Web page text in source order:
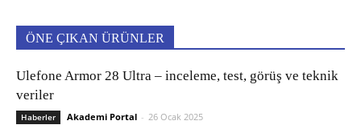
ÖNE ÇIKAN ÜRÜNLER
Ulefone Armor 28 Ultra – inceleme, test, görüş ve teknik
veriler
Haberler Akademi Portal - 26 Ocak 2025